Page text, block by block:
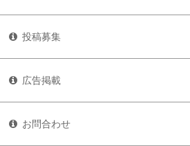
投稿募集
広告掲載
お問合わせ